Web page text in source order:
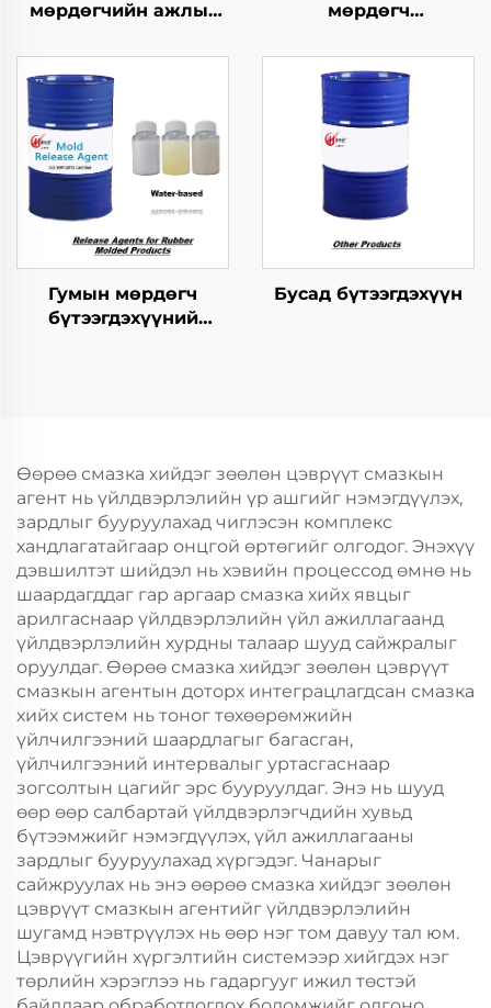
мөрдөгчийн ажлыг
мөрдөгч
хэрэгсэл
Гумын мөрдөгч
бүтээгдэхүүний
Бусад бүтээгдэхүүн
Өөрөө смазка хийдэг зөөлөн цэврүүт смазкын
агент нь үйлдвэрлэлийн үр ашгийг нэмэгдүүлэх,
зардлыг бууруулахад чиглэсэн комплекс
хандлагатайгаар онцгой өртөгийг олгодог. Энэхүү
дэвшилтэт шийдэл нь хэвийн процессод өмнө нь
шаардагддаг гар аргаар смазка хийх явцыг
арилгаснаар үйлдвэрлэлийн үйл ажиллагаанд
үйлдвэрлэлийн хурдны талаар шууд сайжралыг
оруулдаг. Өөрөө смазка хийдэг зөөлөн цэврүүт
смазкын агентын доторх интеграцлагдсан смазка
хийх систем нь тоног төхөөрөмжийн
үйлчилгээний шаардлагыг багасган,
үйлчилгээний интервалыг уртасгаснаар
зогсолтын цагийг эрс бууруулдаг. Энэ нь шууд
өөр өөр салбартай үйлдвэрлэгчдийн хувьд
бүтээмжийг нэмэгдүүлэх, үйл ажиллагааны
зардлыг бууруулахад хүргэдэг. Чанарыг
сайжруулах нь энэ өөрөө смазка хийдэг зөөлөн
цэврүүт смазкын агентийг үйлдвэрлэлийн
шугамд нэвтрүүлэх нь өөр нэг том давуу тал юм.
Цэврүүгийн хүргэлтийн системээр хийгдэх нэг
төрлийн хэрэглээ нь гадаргууг ижил төстэй